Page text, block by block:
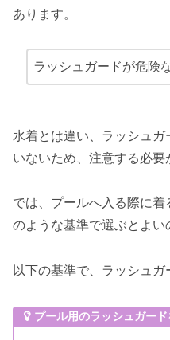
あります。
ラッシュガードが危険
水着とは違い、ラッシュ
いないため、注意する必要
では、プールへ入る際に
のような基準で選ぶとよい
以下の基準で、ラッシュガ
プール用のラッシュガー